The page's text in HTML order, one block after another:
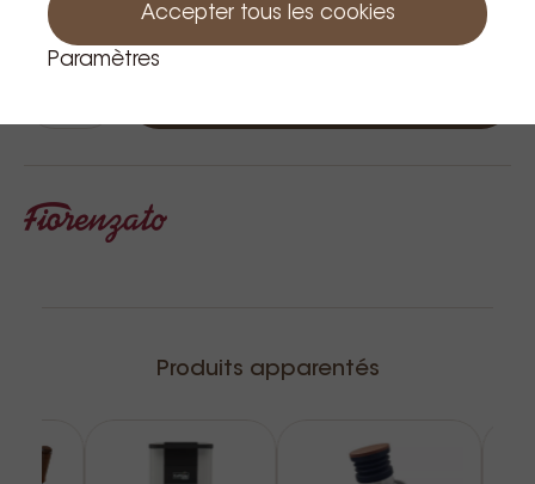
Produit en stock: 1
Produits apparentés
Accepter tous les cookies
Paramètres